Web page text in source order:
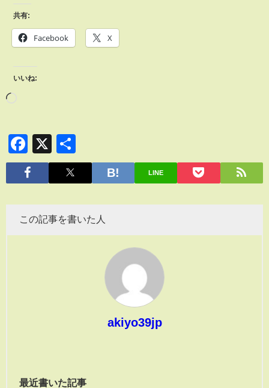
共有:
Facebook X
いいね:
Facebook
X
有
LINE
この記事を書いた人
akiyo39jp
最近書いた記事